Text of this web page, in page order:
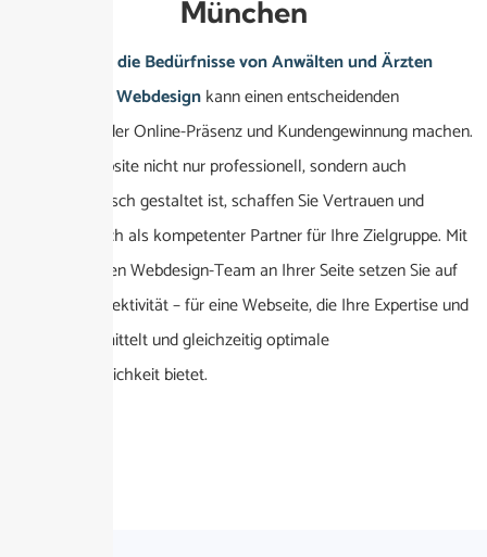
München
Ein speziell auf die Bedürfnisse von Anwälten und Ärzten
ausgerichtetes Webdesignkann einen entscheidenden
Unterschied in der Online-Präsenz und Kundengewinnung machen.
Indem Ihre Website nicht nur professionell, sondern auch
branchenspezifisch gestaltet ist, schaffen Sie Vertrauen und
positionieren sich als kompetenter Partner für Ihre Zielgruppe. Mit
einem erfahrenen Webdesign-Team an Ihrer Seite setzen Sie auf
Qualität und Effektivität – für eine Webseite, die Ihre Expertise und
Werte klar vermittelt und gleichzeitig optimale
Benutzerfreundlichkeit bietet.